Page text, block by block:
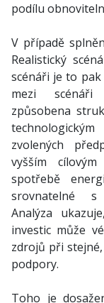
podílu
V případě
Realistický
scénáři je to pak
mezi
způsobena
zvolených
vyšším
spotřebě
srovnatelné s
Analýza
investic může
zdrojů při
podpory.
Toho je